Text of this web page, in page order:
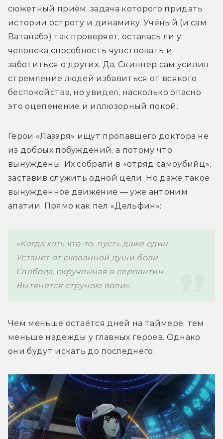
сюжетный приём, задача которого придать
истории остроту и динамику. Учёный (и сам
Ватанабэ) так проверяет, осталась ли у
человека способность чувствовать и
заботиться о других. Да, Скиннер сам усилил
стремление людей избавиться от всякого
беспокойства, но увидел, насколько опасно
это оцепенение и иллюзорный покой.
Герои «Лазаря» ищут пропавшего доктора не
из добрых побуждений, а потому что
вынуждены. Их собрали в «отряд самоубийц»,
заставив служить одной цели. Но даже такое
вынужденное движение — уже антоним
апатии. Прямо как пел «Дельфин»:
«Когда хоть кто-то, пусть даже один
Устанет от скованной души боли
Свобода, скрученная в серпантин
Вытянется струною воли».
Чем меньше остаётся дней на таймере, тем
меньше надежды у главных героев. Однако
они будут искать до последнего.